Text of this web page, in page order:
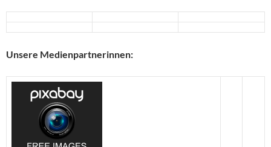
Unsere Medienpartnerinnen: